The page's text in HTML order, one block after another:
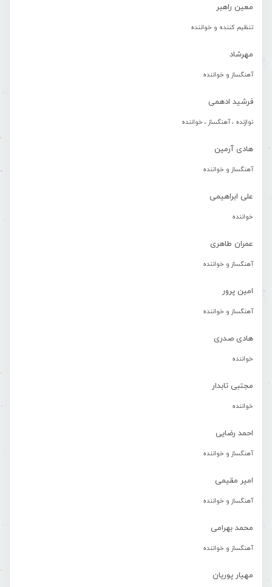
معین راهبر
تنظیم کننده و خواننده
مهرشاد
آهنگساز و خواننده
فرشید ادهمی
نوازنده ، آهنگساز ، خواننده
هادی آرمین
آهنگساز و خواننده
علی ابراهیمی
خواننده
عمران طاهری
آهنگساز و خواننده
امین پرور
آهنگساز و خواننده
هادی صدری
خواننده
مجتبی تابدار
خواننده
احمد رضایی
آهنگساز و خواننده
امیر مقیمی
آهنگساز و خواننده
محمد بهرامی
آهنگساز و خواننده
مهیار پوریان